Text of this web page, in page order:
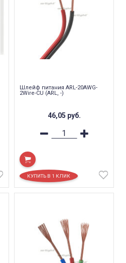
Шлейф питания ARL-20AWG-
2Wire-CU (ARL, -)
46,05 руб.